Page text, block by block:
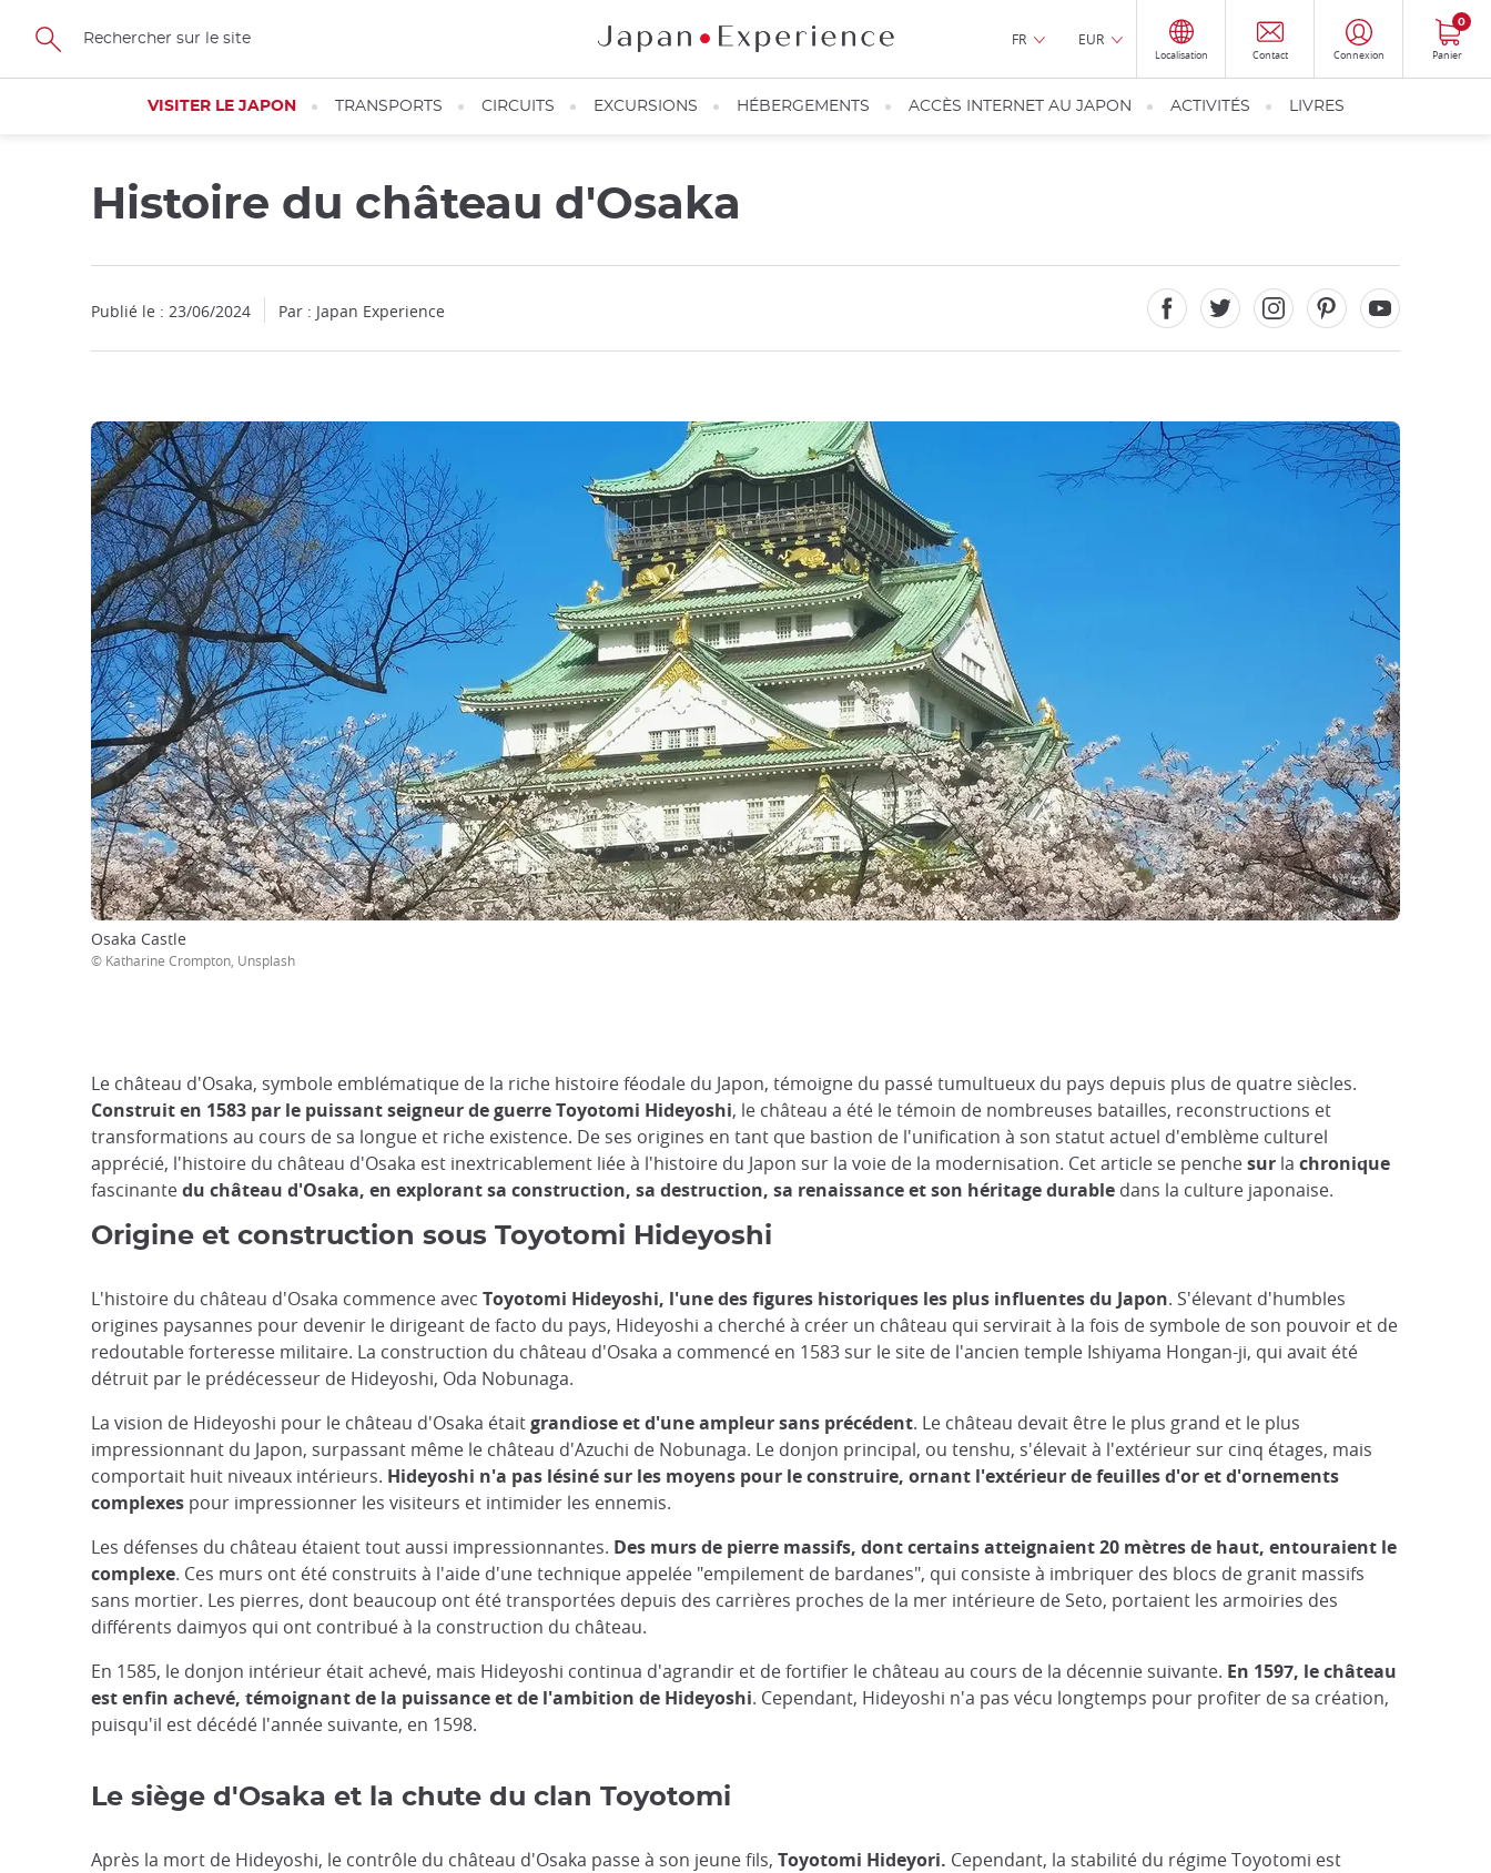
Skip
main
FR EUR
Localisation Contact Connexion Panier
0
VISITER LE JAPON TRANSPORTS CIRCUITS EXCURSIONS HÉBERGEMENTS ACCÈS INTERNET AU JAPON ACTIVITÉS LIVRES
Histoire du château d'Osaka
Publié le : 23/06/2024 Par : Japan Experience
Osaka Castle
© Katharine Crompton, Unsplash
Le château d'Osaka, symbole emblématique de la riche histoire féodale du Japon, témoigne du passé tumultueux du pays depuis plus de quatre siècles.
Construit en 1583 par le puissant seigneur de guerre Toyotomi Hideyoshi, le château a été le témoin de nombreuses batailles, reconstructions et
transformations au cours de sa longue et riche existence. De ses origines en tant que bastion de l'unification à son statut actuel d'emblème culturel
apprécié, l'histoire du château d'Osaka est inextricablement liée à l'histoire du Japon sur la voie de la modernisation. Cet article se penchesur la chronique
fascinantedu château d'Osaka, en explorant sa construction, sa destruction, sa renaissance et son héritage durable dans la culture japonaise.
Origine et construction sous Toyotomi Hideyoshi
L'histoire du château d'Osaka commence avec Toyotomi Hideyoshi, l'une des figures historiques les plus influentes du Japon. S'élevant d'humbles
origines paysannes pour devenir le dirigeant de facto du pays, Hideyoshi a cherché à créer un château qui servirait à la fois de symbole de son pouvoir et de
redoutable forteresse militaire. La construction du château d'Osaka a commencé en 1583 sur le site de l'ancien temple Ishiyama Hongan-ji, qui avait été
détruit par le prédécesseur de Hideyoshi, Oda Nobunaga.
La vision de Hideyoshi pour le château d'Osaka étaitgrandiose et d'une ampleur sans précédent. Le château devait être le plus grand et le plus
impressionnant du Japon, surpassant même le château d'Azuchi de Nobunaga. Le donjon principal, ou tenshu, s'élevait à l'extérieur sur cinq étages, mais
comportait huit niveaux intérieurs. Hideyoshi n'a pas lésiné sur les moyens pour le construire, ornant l'extérieur de feuilles d'or et d'ornements
complexes pour impressionner les visiteurs et intimider les ennemis.
Les défenses du château étaient tout aussi impressionnantes. Des murs de pierre massifs, dont certains atteignaient 20 mètres de haut, entouraient le
complexe. Ces murs ont été construits à l'aide d'une technique appelée "empilement de bardanes", qui consiste à imbriquer des blocs de granit massifs
sans mortier. Les pierres, dont beaucoup ont été transportées depuis des carrières proches de la mer intérieure de Seto, portaient les armoiries des
différents daimyos qui ont contribué à la construction du château.
En 1585, le donjon intérieur était achevé, mais Hideyoshi continua d'agrandir et de fortifier le château au cours de la décennie suivante. En 1597, le château
est enfin achevé, témoignant de la puissance et de l'ambition de Hideyoshi. Cependant, Hideyoshi n'a pas vécu longtemps pour profiter de sa création,
puisqu'il est décédé l'année suivante, en 1598.
Le siège d'Osaka et la chute du clan Toyotomi
Après la mort de Hideyoshi, le contrôle du château d'Osaka passe à son jeune fils, Toyotomi Hideyori. Cependant, la stabilité du régime Toyotomi est